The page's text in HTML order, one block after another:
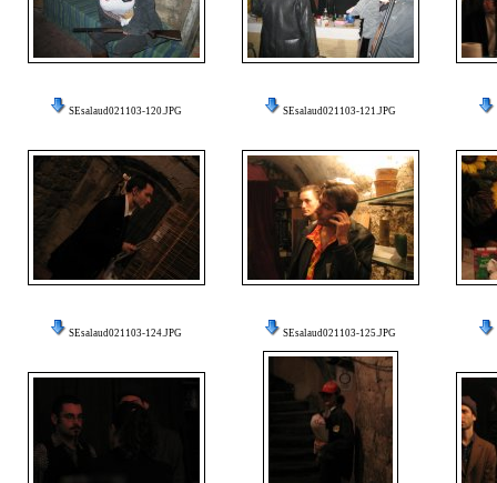
SEsalaud021103-120.JPG SEsalaud021103-121.JPG
SEsalaud021103-124.JPG SEsalaud021103-125.JPG